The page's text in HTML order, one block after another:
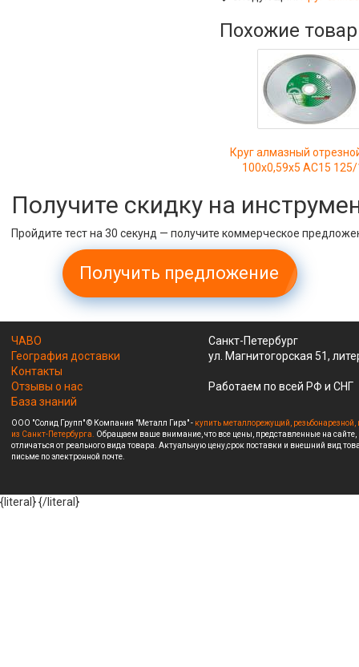
Похожие
Круг алмазный
100х0,59х5 АС15
Получите скидку на
Пройдите тест на 30 секунд — получите коммерческое
Получить предложение
ЧАВО
География доставки
Контакты
Отзывы о нас
База знаний
Санкт-Петербург
ул. Магнитогорская 51,
Работаем по всей РФ и СНГ
ООО "Солид Групп" © Компания "Металл Гирз" - купить металлорежущий,
из Санкт-Петербурга. Обращаем ваше внимание, что все цены, представленные на
отличаться от реального вида товара. Актуальную цену,срок поставки и внешний вид
письме по электронной почте.
{literal}{/literal}